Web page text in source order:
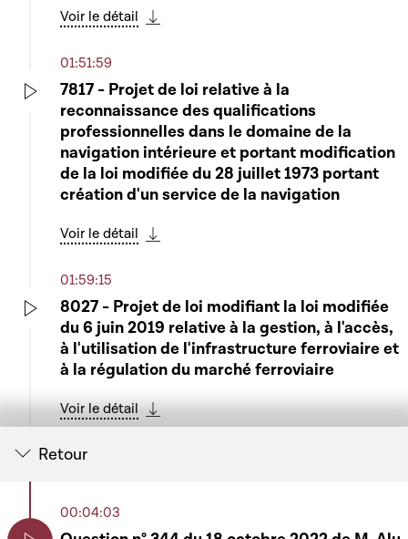
Retour
00:04:03
Voir le détail
01:51:59
7817 - Projet de loi relative à la
reconnaissance des qualifications
professionnelles dans le domaine de la
navigation intérieure et portant modification
de la loi modifiée du 28 juillet 1973 portant
création d'un service de la navigation
Voir le détail
01:59:15
8027 - Projet de loi modifiant la loi modifiée
du 6 juin 2019 relative à la gestion, à l'accès,
à l'utilisation de l'infrastructure ferroviaire et
à la régulation du marché ferroviaire
Voir le détail
Télécharger cette séquence
02:09:46
procédure de dissolution administrative sans
liquidation et modifiant : 1° le Code de